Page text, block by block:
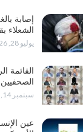
إصابة
الشعلاء
يوليو 28, 2026
القائمة
سبتمبر 14, 2025
عين